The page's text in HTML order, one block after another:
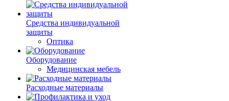
Средства индивидуальной
защиты
Оптика
Оборудование
Медицинская мебель
Расходные материалы